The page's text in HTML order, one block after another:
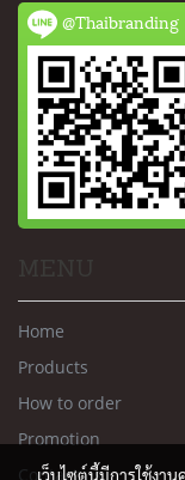
@Thaibranding
Home
Products
How to order
Promotion
Contact us
เว็บไซต์นี้มีการใช้งา